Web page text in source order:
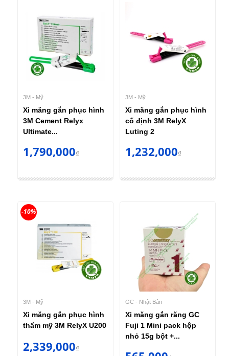
3M - Mỹ
Xi măng gắn phục hình
3M Cement Relyx
Ultimate...
1,790,000₫
3M - Mỹ
Xi măng gắn phục hình
cố định 3M RelyX
Luting 2
1,232,000₫
3M - Mỹ
Xi măng gắn phục hình
thẩm mỹ 3M RelyX U200
2,339,000₫
-10%
GC - Nhật Bản
Xi măng gắn răng GC
Fuji 1 Mini pack hộp
nhỏ 15g bột +...